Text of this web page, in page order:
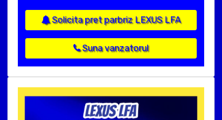
Solicita pret parbriz LEXUS LFA
Suna vanzatorul